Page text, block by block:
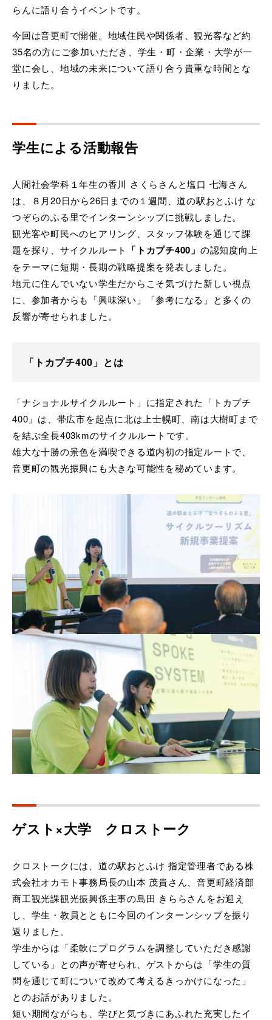
らんに語り合うイベントです。
今回は音更町で開催。 地域住民や関係者、観光客など約
35名の方にご参加いただき、学生・町・企業・大学が一
堂に会し、地域の未来について語り合う貴重な時間とな
りました。
学生による活動報告
人間社会学科１年生の香川 さくらさんと塩口 七海さん
は、８月20日から26日までの１週間、道の駅おとふけ な
つぞらのふる里でインターンシップに挑戦しました。
観光客や町民へのヒアリング、スタッフ体験を通じて課
題を探り、サイクルルート
「トカプチ400」 の認知度向上
をテーマに短期・長期の戦略提案を発表しました。
地元に住んでいない学生だからこそ気づけた新しい視点
に、参加者からも「興味深い」「参考になる」と多くの
反響が寄せられました。
「トカプチ400」とは
「ナショナルサイクルルート」に指定された「トカプチ
400」は、帯広市を起点に北は上士幌町、南は大樹町まで
を結ぶ全長403kmのサイクルルートです。
雄大な十勝の景色を満喫できる道内初の指定ルートで、
音更町の観光振興にも大きな可能性を秘めています。
ゲスト×大学 クロストーク
クロストークには、道の駅おとふけ 指定管理者である株
式会社オカモト事務局長の山本 茂貴さん、音更町経済部
商工観光課観光振興係主事の島田 きららさんをお迎え
し、学生・教員とともに今回のインターンシップを振り
返りました。
学生からは「柔軟にプログラムを調整していただき感謝
している」との声が寄せられ、ゲストからは「学生の質
問を通じて町について改めて考えるきっかけになった」
とのお話がありました。
短い期間ながらも、学びと気づきにあふれた充実したイ